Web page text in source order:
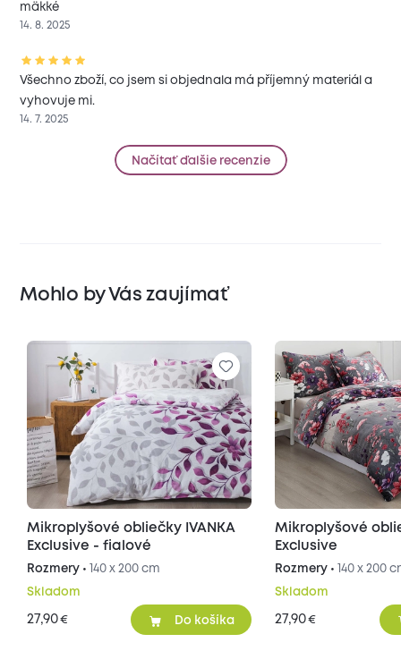
mäkké
14. 8. 2025
Všechno zboží, co jsem si objednala má příjemný materiál a
vyhovuje mi.
14. 7. 2025
Načítať ďalšie recenzie
Mohlo by Vás zaujímať
Mikroplyšové obliečky IVANKA
Exclusive - fialové
Rozmery • 140 x 200 cm
Skladom
27,90€ Do košíka
Mikroplyšové
Exclusive
Rozmery • 140 x 200
Skladom
27,90€